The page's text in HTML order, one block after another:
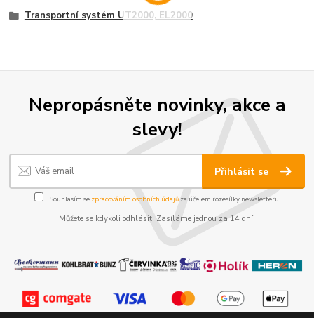
Transportní systém UT2000, EL2000
Nepropásněte novinky, akce a
slevy!
Přihlásit se
Souhlasím se zpracováním osobních údajůza účelem rozesílky newsletteru.
Můžete se kdykoli odhlásit. Zasíláme jednou za 14 dní.